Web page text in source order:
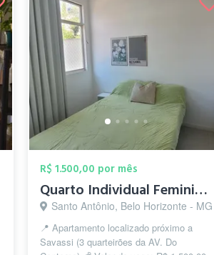
R$ 1.500,00 por mês
Quarto Individual Feminino SAVASSI
Santo Antônio, Belo Horizonte - MG
📍 Apartamento localizado próximo a
Savassi (3 quarteirões da AV. Do